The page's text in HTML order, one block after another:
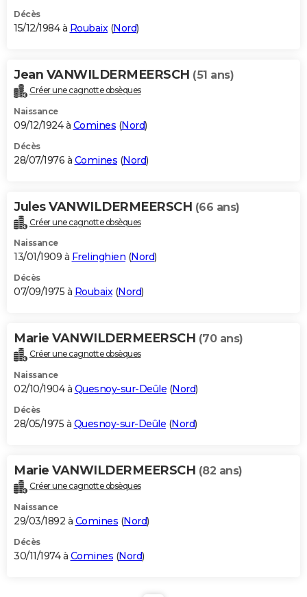
Décès
15/12/1984 à Roubaix(Nord)
Jean VANWILDERMEERSCH (51 ans)
Créer une cagnotte obsèques
Naissance
09/12/1924 à Comines (Nord)
Décès
28/07/1976 à Comines (Nord)
Jules VANWILDERMEERSCH (66 ans)
Créer une cagnotte obsèques
Naissance
13/01/1909 à Frelinghien (Nord)
Décès
07/09/1975 à Roubaix(Nord)
Marie VANWILDERMEERSCH (70 ans)
Créer une cagnotte obsèques
Naissance
02/10/1904 à Quesnoy-sur-Deûle (Nord)
Décès
28/05/1975 à Quesnoy-sur-Deûle (Nord)
Marie VANWILDERMEERSCH (82 ans)
Créer une cagnotte obsèques
Naissance
29/03/1892 à Comines (Nord)
Décès
30/11/1974 à Comines (Nord)